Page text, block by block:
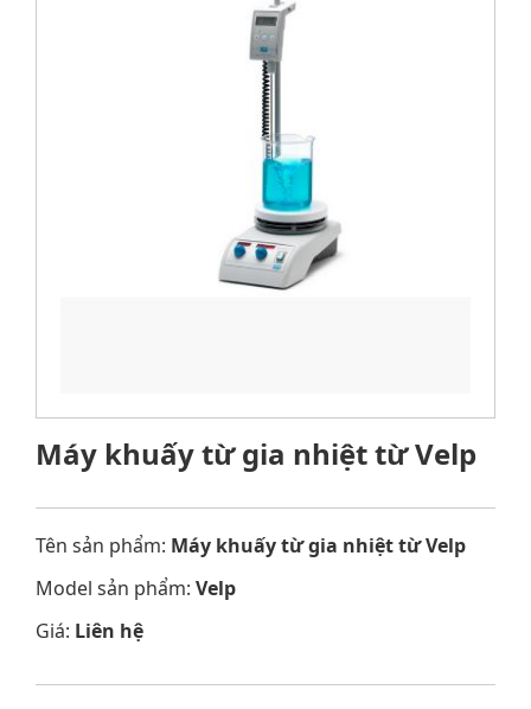
Máy khuấy từ gia nhiệt từ Velp
Tên sản phẩm: Máy khuấy từ gia nhiệt từ Velp
Model sản phẩm: Velp
Giá: Liên hệ